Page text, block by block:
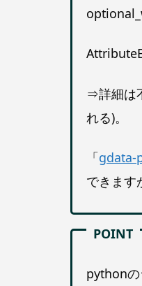
⇒詳細は
れる)。
「gdata-
できます
pythonの